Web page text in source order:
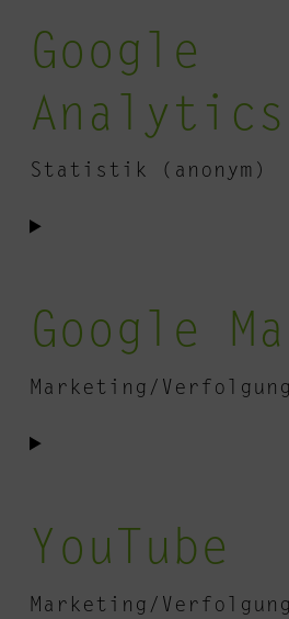
cookie-
notice-
for-
gdpr
Google
Analytics
Statistik (anonym)
Consent
google-
Google
Marketing/Verfolgung
Consent
google-
YouTube
Marketing/